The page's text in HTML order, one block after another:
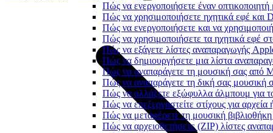
Πώς να ενεργοποιήσετε έναν
Πώς να χρησιμοποιήσετε ηχητικά εφέ
Πώς να ενεργοποιήσετε και να
Πώς να χρησιμοποιήσετε τα ηχητικά εφέ
Πώς να εξάγετε λίστες αναπαραγωγής
Πώς να δημιουργήσετε μια λίστα
Πώς να αναπαράγετε τη μουσική σας από
Πώς να αναπαράγετε τη δική σας μουσική
Πώς να αλλάξετε εξώφυλλα άλμπουμ για
Πώς να επεξεργαστείτε στίχους για
Πώς να μεταφέρετε τη μουσική
Πώς να αρχειοθετήσετε (ZIP) λίστες